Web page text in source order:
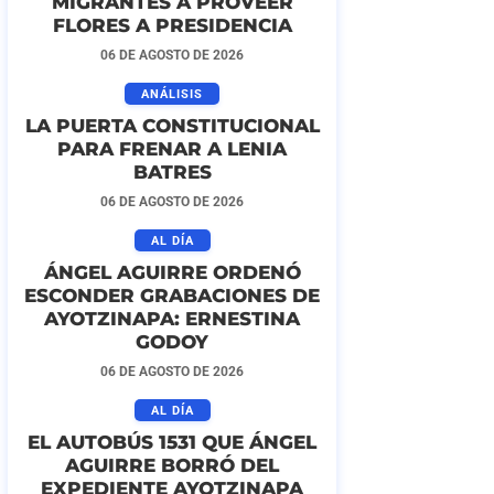
FLORES A PRESIDENCIA
06 DE AGOSTO DE 2026
ANÁLISIS
LA PUERTA CONSTITUCIONAL
PARA FRENAR A LENIA
BATRES
06 DE AGOSTO DE 2026
AL DÍA
ÁNGEL AGUIRRE ORDENÓ
ESCONDER GRABACIONES DE
AYOTZINAPA: ERNESTINA
GODOY
06 DE AGOSTO DE 2026
AL DÍA
EL AUTOBÚS 1531 QUE ÁNGEL
AGUIRRE BORRÓ DEL
EXPEDIENTE AYOTZINAPA